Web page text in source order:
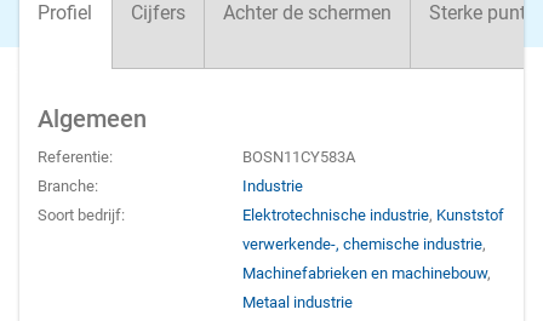
Profiel Cijfers Achter de schermen Sterke
Algemeen
Referentie:
BOSN11CY583A
Branche:
Industrie
Soort bedrijf:
Elektrotechnische industrie, Kunststof
verwerkende-, chemische industrie,
Machinefabrieken en machinebouw,
Metaal industrie